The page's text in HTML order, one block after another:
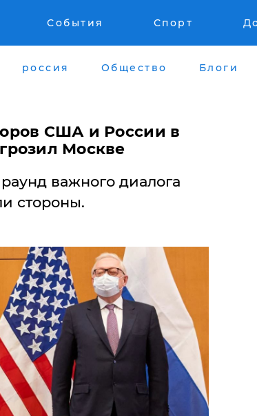
События Спорт
россия Общество Блоги
США и России в
Москве
важного диалога
стороны.